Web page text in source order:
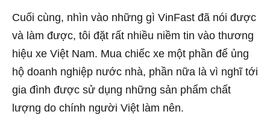
Cuối cùng, nhìn vào những gì VinFast đã nói được
và làm được, tôi đặt rất nhiều niềm tin vào thương
hiệu xe Việt Nam. Mua chiếc xe một phần để ủng
hộ doanh nghiệp nước nhà, phần nữa là vì nghĩ tới
gia đình được sử dụng những sản phẩm chất
lượng do chính người Việt làm nên.